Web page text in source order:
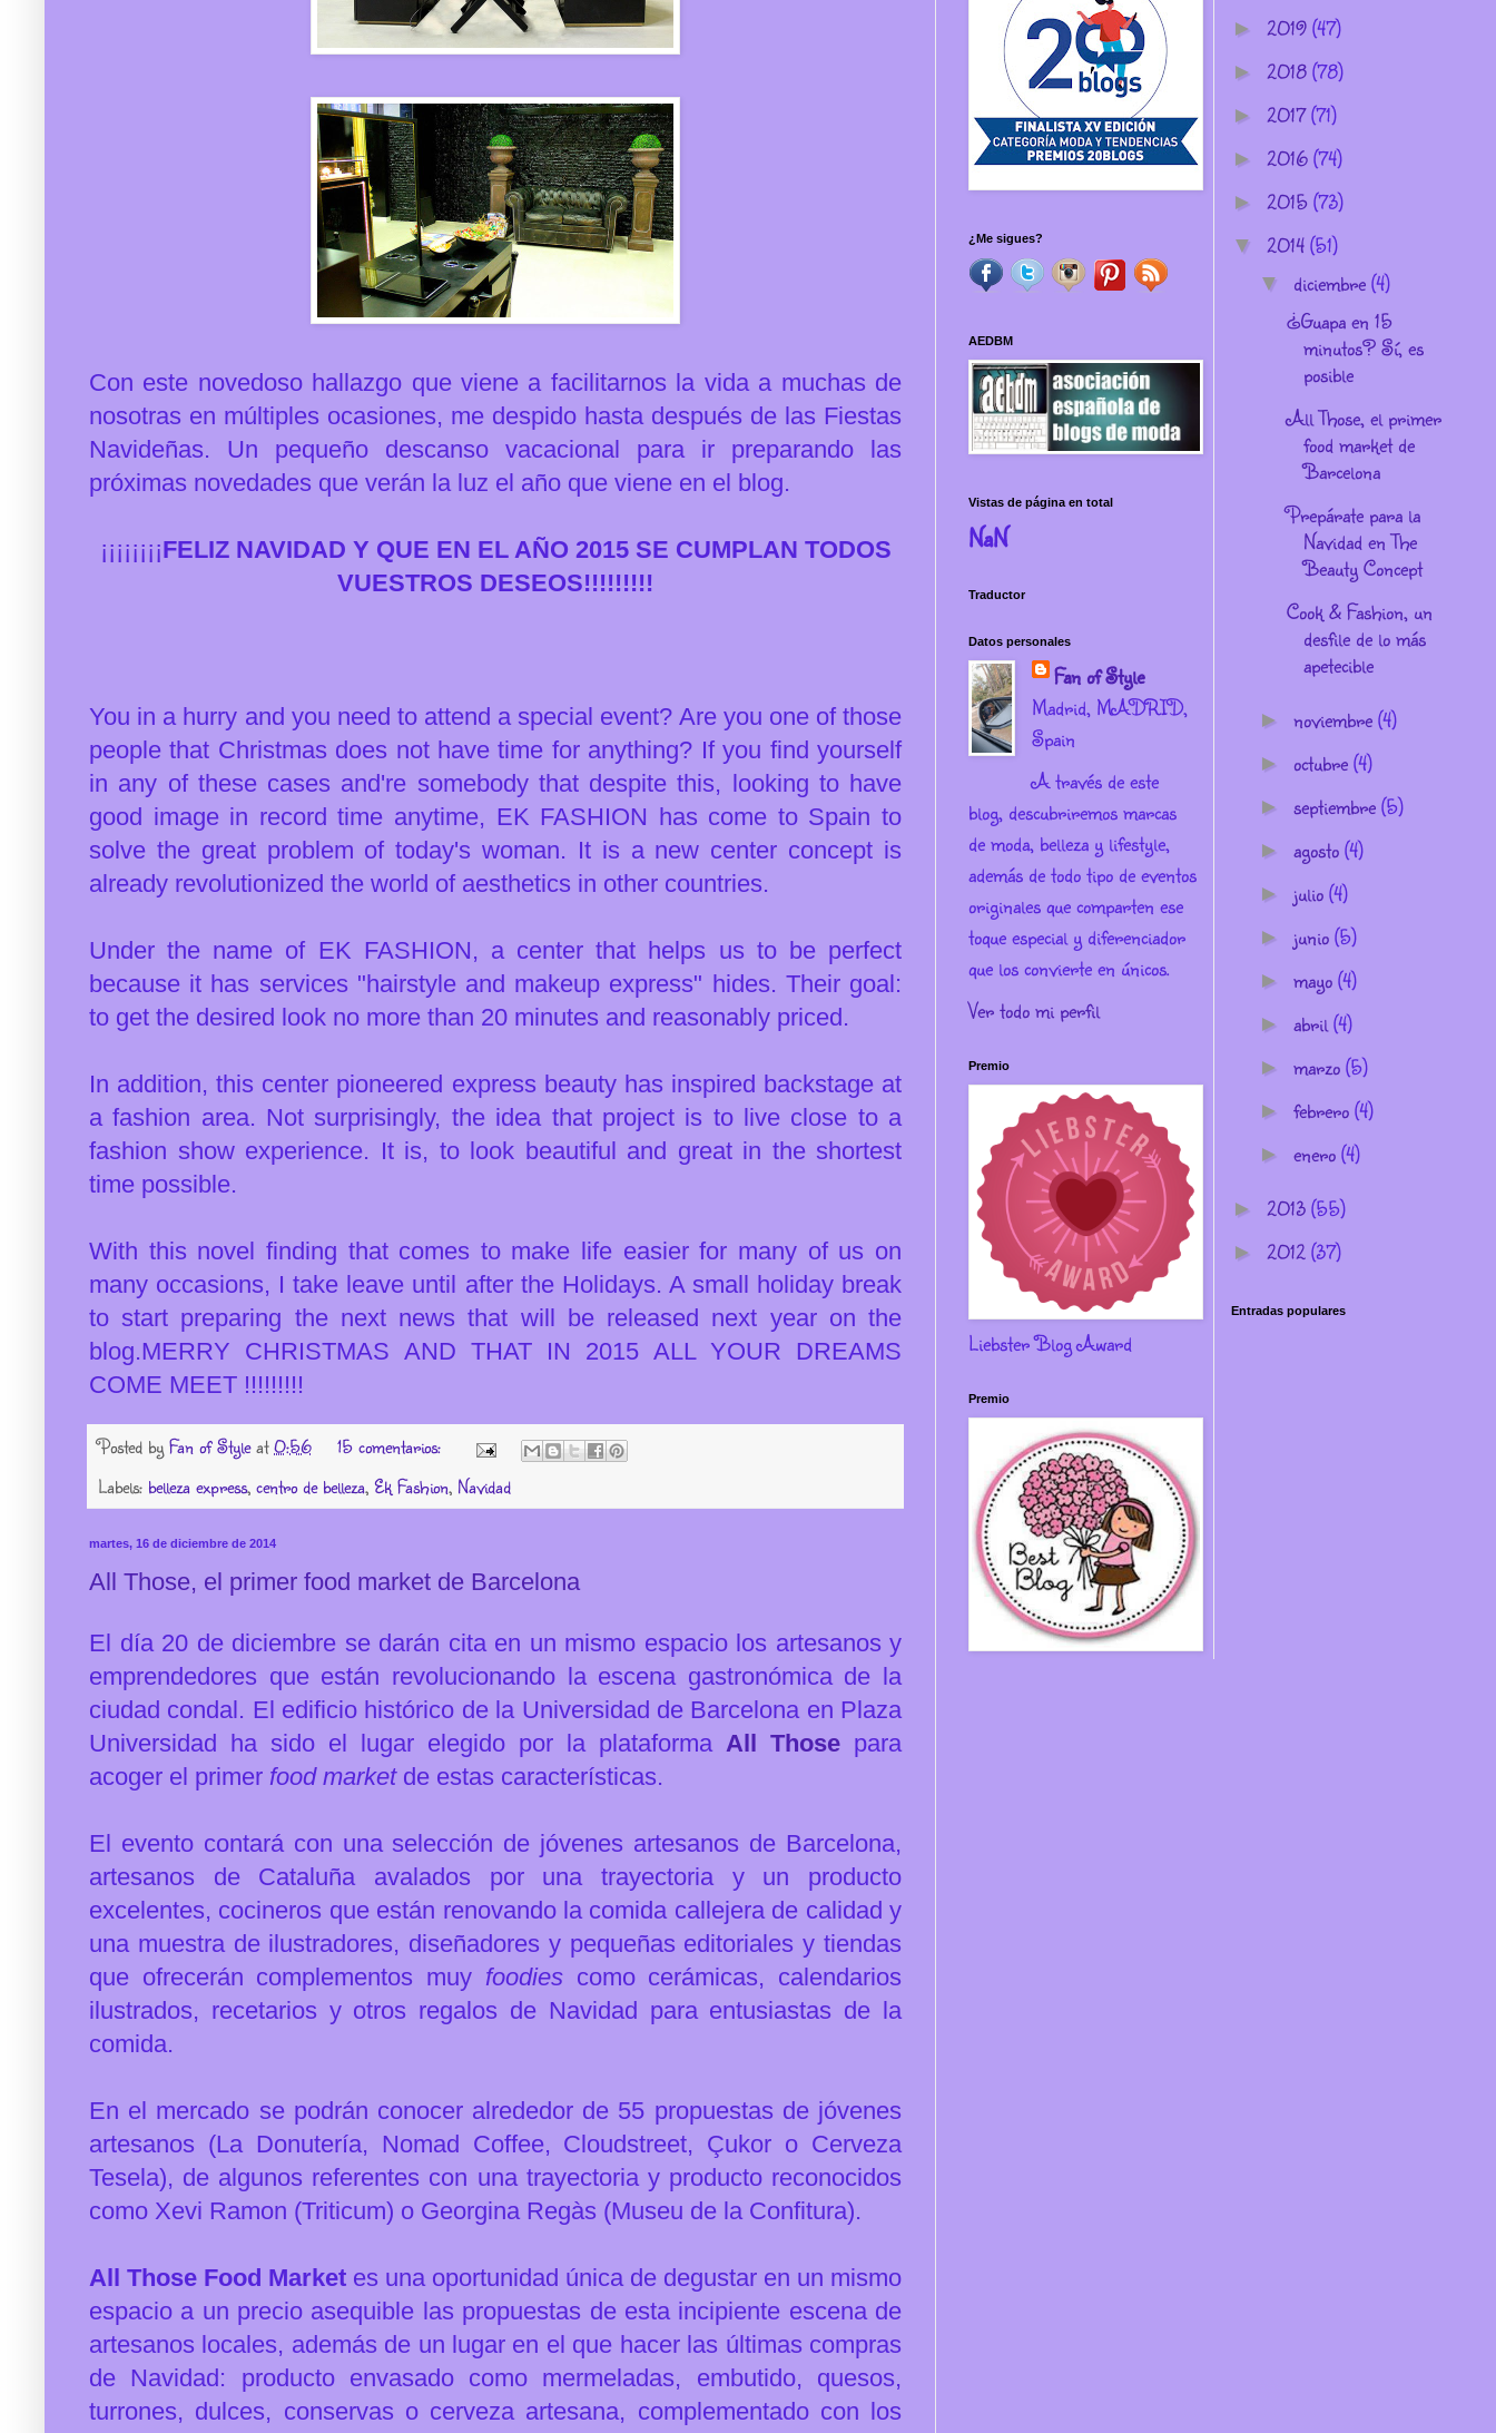
Con este novedoso hallazgo que viene a facilitarnos la vida a muchas de
nosotras en múltiples ocasiones, me despido hasta después de las Fiestas
Navideñas. Un pequeño descanso vacacional para ir preparando las
próximas novedades que verán la luz el año que viene en el blog.
¡¡¡¡¡¡¡¡FELIZ NAVIDAD Y QUE EN EL AÑO 2015 SE CUMPLAN TODOS
VUESTROS DESEOS!!!!!!!!!
You in a hurry and you need to attend a special event? Are you one of those
people that Christmas does not have time for anything? If you find yourself
in any of these cases and're somebody that despite this, looking to have
good image in record time anytime, EK FASHION has come to Spain to
solve the great problem of today's woman. It is a new center concept is
already revolutionized the world of aesthetics in other countries.
Under the name of EK FASHION, a center that helps us to be perfect
because it has services "hairstyle and makeup express" hides. Their goal:
to get the desired look no more than 20 minutes and reasonably priced.
In addition, this center pioneered express beauty has inspired backstage at
a fashion area. Not surprisingly, the idea that project is to live close to a
fashion show experience. It is, to look beautiful and great in the shortest
time possible.
With this novel finding that comes to make life easier for many of us on
many occasions, I take leave until after the Holidays. A small holiday break
to start preparing the next news that will be released next year on the
blog.MERRY CHRISTMAS AND THAT IN 2015 ALL YOUR DREAMS
COME MEET !!!!!!!!!
Posted by Fan of Style at0:56
15 comentarios:
Labels: belleza express, centro de belleza, Ek Fashion, Navidad
martes, 16 de diciembre de 2014
All Those, el primer food market de Barcelona
El día 20 de diciembre se darán cita en un mismo espacio los artesanos y
emprendedores que están revolucionando la escena gastronómica de la
ciudad condal. El edificio histórico de la Universidad de Barcelona en Plaza
Universidad ha sido el lugar elegido por la plataforma All Those para
acoger el primer food marketde estas características.
El evento contará con una selección de jóvenes artesanos de Barcelona,
artesanos de Cataluña avalados por una trayectoria y un producto
excelentes, cocineros que están renovando la comida callejera de calidad y
una muestra de ilustradores, diseñadores y pequeñas editoriales y tiendas
que ofrecerán complementos muy foodiescomo cerámicas, calendarios
ilustrados, recetarios y otros regalos de Navidad para entusiastas de la
comida.
En el mercado se podrán conocer alrededor de 55 propuestas de jóvenes
artesanos (La Donutería, Nomad Coffee, Cloudstreet, Çukor o Cerveza
Tesela), de algunos referentes con una trayectoria y producto reconocidos
como Xevi Ramon (Triticum) o Georgina Regàs (Museu de la Confitura).
All Those Food Market es una oportunidad única de degustar en un mismo
espacio a un precio asequible las propuestas de esta incipiente escena de
artesanos locales, además de un lugar en el que hacer las últimas compras
de Navidad: producto envasado como mermeladas, embutido, quesos,
turrones, dulces, conservas o cerveza artesana, complementado con los
¿Me sigues?
AEDBM
Vistas de página en total
NaN
Traductor
Datos personales
Fan of Style
Madrid, MADRID,
Spain
A través de este
blog, descubriremos marcas
de moda, belleza y lifestyle,
además de todo tipo de eventos
originales que comparten ese
toque especial y diferenciador
que los convierte en únicos.
Ver todo mi perfil
Premio
Liebster Blog Award
Premio
► 2019(47)
► 2018(78)
► 2017(71)
► 2016(74)
► 2015(73)
▼ 2014(51)
▼ diciembre(4)
¿Guapa en 15
minutos? Sí, es
posible
All Those, el primer
food market de
Barcelona
Prepárate para la
Navidad en The
Beauty Concept
Cook & Fashion, un
desfile de lo más
apetecible
► noviembre(4)
► octubre(4)
► septiembre(5)
► agosto(4)
► julio(4)
► junio(5)
► mayo(4)
► abril(4)
► marzo(5)
► febrero(4)
► enero(4)
► 2013(55)
► 2012(37)
Entradas populares